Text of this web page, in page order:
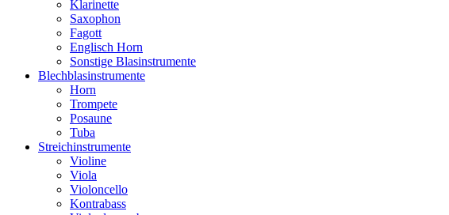
Klarinette
Saxophon
Fagott
Englisch Horn
Sonstige Blasinstrumente
Blechblasinstrumente
Horn
Trompete
Posaune
Tuba
Streichinstrumente
Violine
Viola
Violoncello
Kontrabass